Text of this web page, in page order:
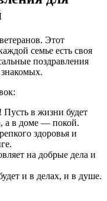
Этот
семье есть своя
поздравления
в жизни будет
а в доме — покой.
здоровья и
на добрые дела и
и в делах, и в душе.